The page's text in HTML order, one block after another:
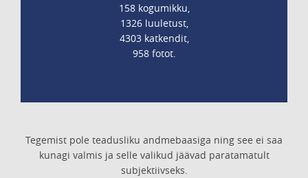
158 kogumikku,
1326 luuletust,
4303 katkendit,
958 fotot.
Tegemist pole teadusliku andmebaasiga ning see ei saa
kunagi valmis ja selle valikud jäävad paratamatult
subjektiivseks.